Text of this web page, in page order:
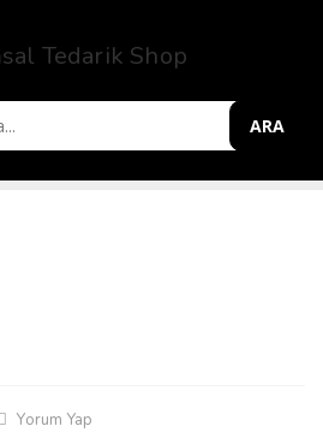
ARA
Yorum Yap